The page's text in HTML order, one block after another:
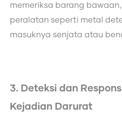
memeriksa barang
peralatan seperti metal
masuknya senjata atau
3. Deteksi dan
Kejadian Darurat